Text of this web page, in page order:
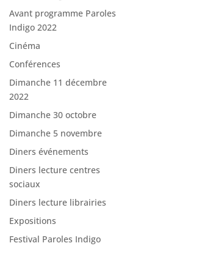
Avant programme Paroles
Indigo 2022
Cinéma
Conférences
Dimanche 11 décembre
2022
Dimanche 30 octobre
Dimanche 5 novembre
Diners événements
Diners lecture centres
sociaux
Diners lecture librairies
Expositions
Festival Paroles Indigo